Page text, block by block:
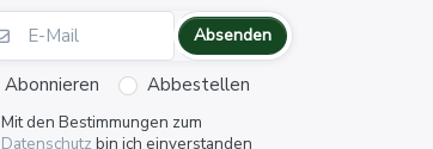
Absenden
Abonnieren Abbestellen
Mit den Bestimmungen zum
Datenschutz bin ich einverstanden